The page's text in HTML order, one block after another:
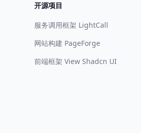
开源项目
服务调用框架 LightCall
网站构建 PageForge
前端框架 View Shadcn UI